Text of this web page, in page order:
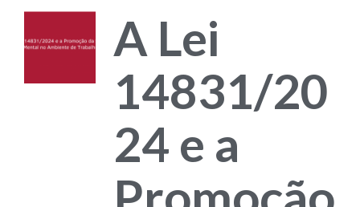
A Lei
14831/20
24 e a